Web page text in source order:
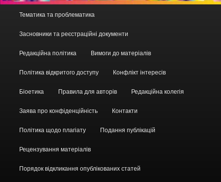
Тематика та проблематика
Засновники та реєстраційні документи
Редакційна політика Вимоги до матеріалів
Політика відкритого доступу Конфлікт інтересів
Біоетика Правила для авторів Редакційна колегія
Заява про конфіденційність Контакти
Політика щодо плагіату Подання публікацій
Рецензування матеріалів
Порядок відкликання опублікованих статей